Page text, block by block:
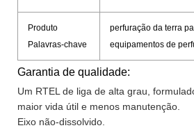
Produto
Palavras-chave
perfuração da terra
equipamentos de
Garantia de qualidade:
Um RTEL de liga de alta grau,
maior vida útil e menos manutenção.
Eixo não-dissolvido.